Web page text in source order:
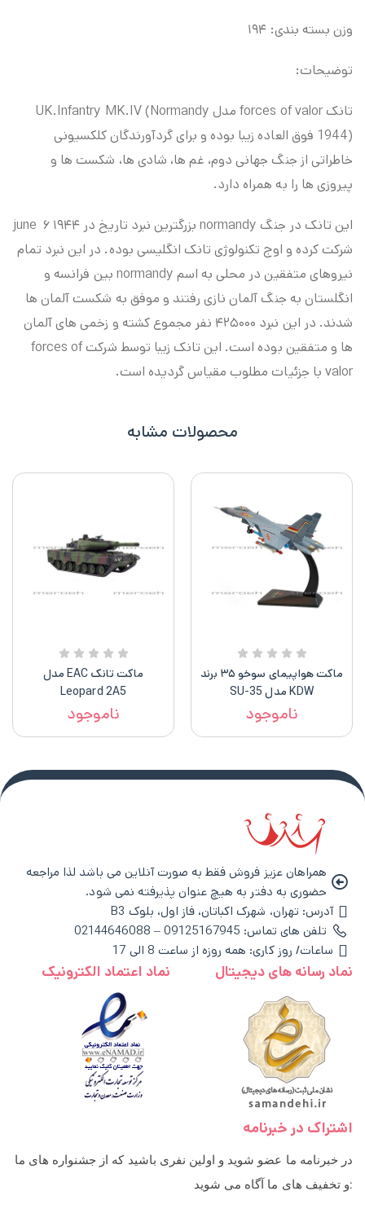
وزن بسته بندی: ۱۹۴
توضیحات:
تانک forces of valor مدل UK.Infantry MK.IV (Normandy
1944) فوق العاده زیبا بوده و برای گردآورندگان کلکسیونی
خاطراتی از جنگ جهانی دوم، غم ها، شادی ها، شکست ها و
پیروزی ها را به همراه دارد.
این تانک در جنگ normandy بزرگترین نبرد تاریخ در june ۶ ۱۹۴۴
شرکت کرده و اوج تکنولوژی تانک انگلیسی بوده. در این نبرد تمام
نیروهای متفقین در محلی به اسم normandy بین فرانسه و
انگلستان به جنگ آلمان نازی رفتند و موفق به شکست آلمان ها
شدند. در این نبرد ۴۲۵۰۰۰ نفر مجموع کشته و زخمی های آلمان
ها و متفقین بوده است. این تانک زیبا توسط شرکت forces of
valor با جزئیات مطلوب مقیاس گردیده است.
محصولات مشابه
ماکت هواپیمای سوخو ۳۵ برند
KDW مدل SU-35
ناموجود
ماکت تانک EAC مدل
Leopard 2A5
ناموجود
همراهان عزیز فروش فقط به صورت آنلاین می باشد لذا مراجعه
حضوری به دفتر به هیچ عنوان پذیرفته نمی شود.
آدرس: تهران، شهرک اکباتان، فاز اول، بلوک B3
تلفن های تماس: 09125167945 – 02144646088
ساعات/ روز کاری: همه روزه از ساعت 8 الی 17
نماد رسانه های دیجیتال نماد اعتماد الکترونیک
اشتراک در خبرنامه
در خبرنامه ما عضو شوید و اولین نفری باشید که از جشنواره های ما
و تخفیف های ما آگاه می شوید: